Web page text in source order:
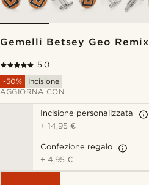
Gemelli Betsey Geo Remix
5.0
-50%
Incisione
AGGIORNA CON
Incisione personalizzata
+14,95 €
Confezione regalo
+4,95 €